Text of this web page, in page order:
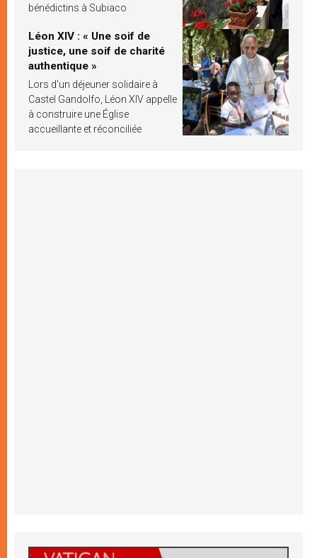
bénédictins à Subiaco
Léon XIV : « Une soif de
justice, une soif de charité
authentique »
Lors d’un déjeuner solidaire à
Castel Gandolfo, Léon XIV appelle
à construire une Église
accueillante et réconciliée